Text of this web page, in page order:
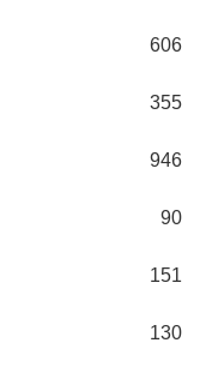
606
355
946
90
151
130